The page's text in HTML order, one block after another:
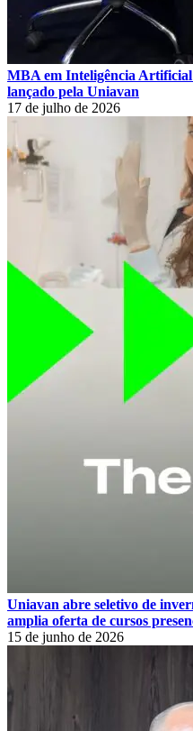
MBA em Inteligência Artificial
lançado pela Uniavan
17 de julho de 2026
Uniavan abre seletivo de
amplia oferta de cursos
15 de junho de 2026